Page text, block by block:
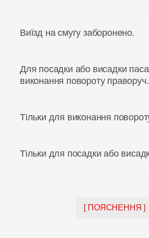
Виїзд на смугу заборонено.
Для посадки або висадки
виконання повороту праворуч.
Тільки для виконання
Тільки для посадки або
[ ПОЯСНЕННЯ ]